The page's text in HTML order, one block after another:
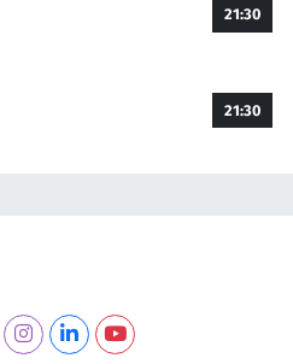
21:30
21:30